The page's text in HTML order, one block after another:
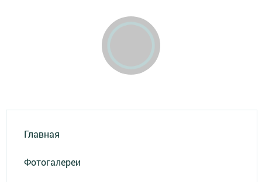
Главная
Фотогалереи